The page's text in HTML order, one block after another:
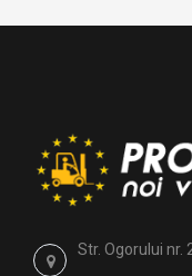
Str. Ogorului nr.